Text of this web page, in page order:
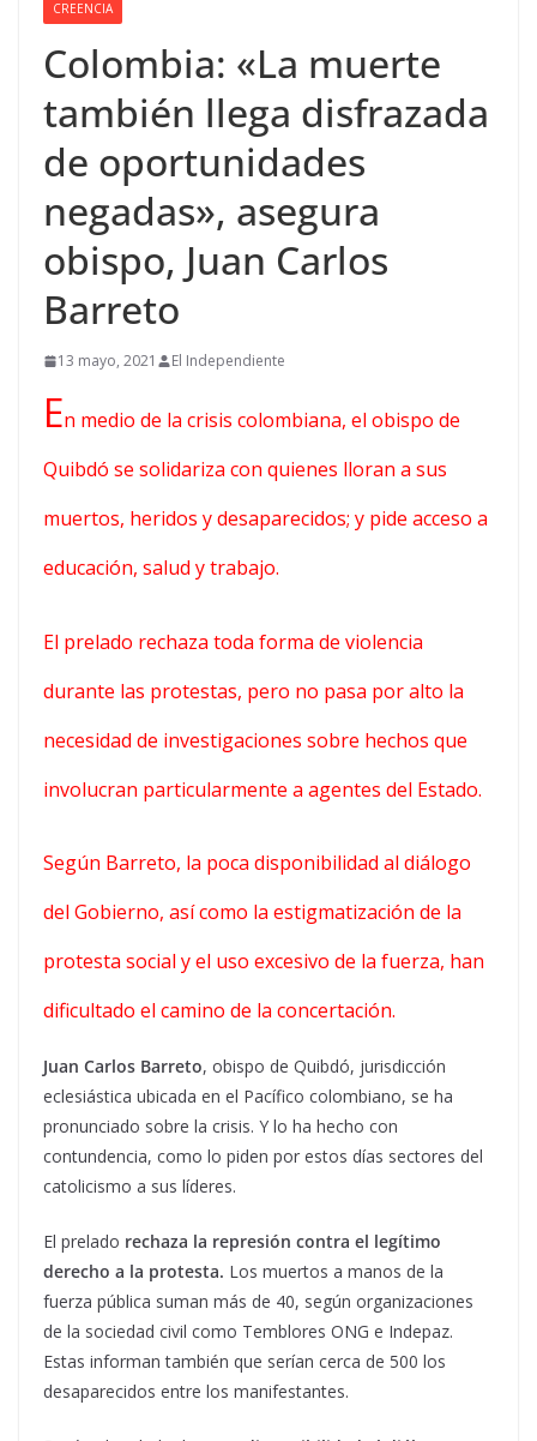
CREENCIA
Colombia: «La muerte
también llega disfrazada
de oportunidades
negadas», asegura
obispo, Juan Carlos
Barreto
13 mayo, 2021 El Independiente
En medio de la crisis colombiana, el obispo de
Quibdó se solidariza con quienes lloran a sus
muertos, heridos y desaparecidos; y pide acceso a
educación, salud y trabajo.
El prelado rechaza toda forma de violencia
durante las protestas, pero no pasa por alto la
necesidad de investigaciones sobre hechos que
involucran particularmente a agentes del Estado.
Según Barreto, la poca disponibilidad al diálogo
del Gobierno, así como la estigmatización de la
protesta social y el uso excesivo de la fuerza, han
dificultado el camino de la concertación.
Juan Carlos Barreto, obispo de Quibdó, jurisdicción
eclesiástica ubicada en el Pacífico colombiano, se ha
pronunciado sobre la crisis. Y lo ha hecho con
contundencia, como lo piden por estos días sectores del
catolicismo a sus líderes.
El prelado rechaza la represión contra el legítimo
derecho a la protesta. Los muertos a manos de la
fuerza pública suman más de 40, según organizaciones
de la sociedad civil como Temblores ONG e Indepaz.
Estas informan también que serían cerca de 500 los
desaparecidos entre los manifestantes.